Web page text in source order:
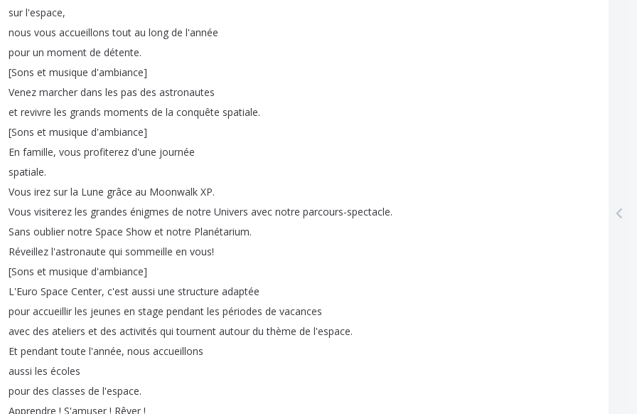
sur l'espace,
nous vous accueillons tout au long de l'année
pour un moment de détente.
[Sons et musique d'ambiance]
Venez marcher dans les pas des astronautes
et revivre les grands moments de la conquête spatiale.
[Sons et musique d'ambiance]
En famille, vous profiterez d'une journée
spatiale.
Vous irez sur la Lune grâce au Moonwalk XP.
Vous visiterez les grandes énigmes de notre Univers avec notre parcours-spectacle.
Sans oublier notre Space Show et notre Planétarium.
Réveillez l'astronaute qui sommeille en vous!
[Sons et musique d'ambiance]
L'Euro Space Center, c'est aussi une structure adaptée
pour accueillir les jeunes en stage pendant les périodes de vacances
avec des ateliers et des activités qui tournent autour du thème de l'espace.
Et pendant toute l'année, nous accueillons
aussi les écoles
pour des classes de l'espace.
Apprendre ! S'amuser ! Rêver !